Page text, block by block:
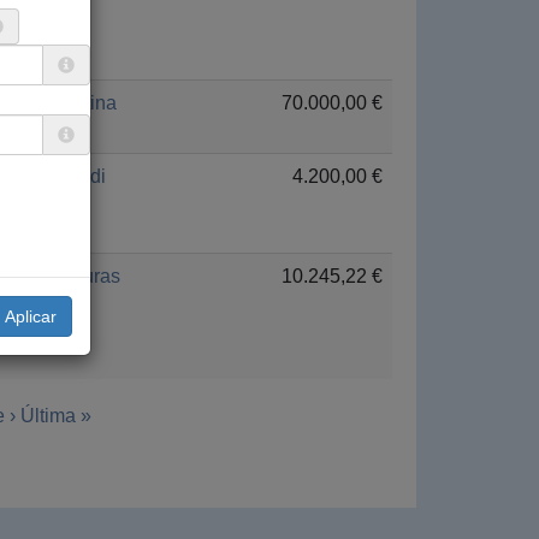
Palestina 70.000,00 €
Euskadi 4.200,00 €
Honduras 10.245,22 €
› Última »